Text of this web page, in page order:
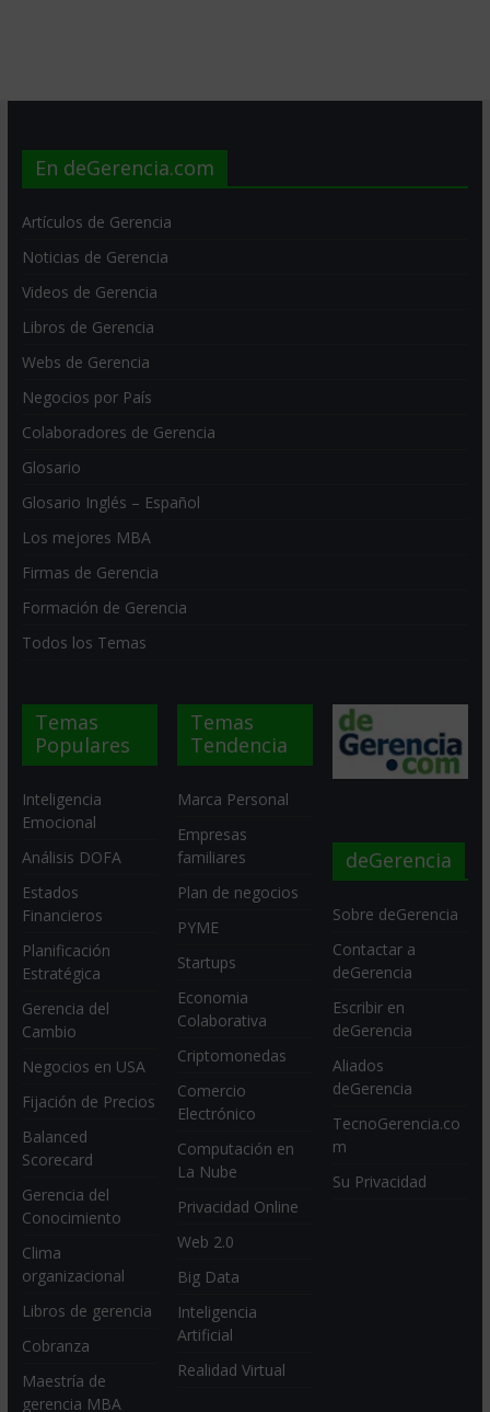
En deGerencia.com
Artículos de Gerencia
Noticias de Gerencia
Videos de Gerencia
Libros de Gerencia
Webs de Gerencia
Negocios por País
Colaboradores de Gerencia
Glosario
Glosario Inglés – Español
Los mejores MBA
Firmas de Gerencia
Formación de Gerencia
Todos los Temas
Temas
Populares
Inteligencia
Emocional
Análisis DOFA
Estados
Financieros
Planificación
Estratégica
Gerencia del
Cambio
Negocios en USA
Fijación de Precios
Balanced
Scorecard
Gerencia del
Conocimiento
Clima
organizacional
Libros de gerencia
Cobranza
Maestría de
gerencia MBA
Temas
Tendencia
Marca Personal
Empresas
familiares
Plan de negocios
PYME
Startups
Economia
Colaborativa
Criptomonedas
Comercio
Electrónico
Computación en
La Nube
Privacidad Online
Web 2.0
Big Data
Inteligencia
Artificial
Realidad Virtual
deGerencia
Sobre deGerencia
Contactar a
deGerencia
Escribir en
deGerencia
Aliados
deGerencia
TecnoGerencia.co
m
Su Privacidad